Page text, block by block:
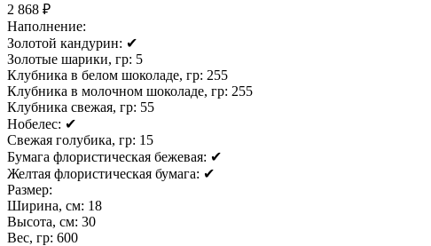
2 868 ₽
Наполнение:
Золотой кандурин: ✔
Золотые шарики, гр: 5
Клубника в белом шоколаде, гр: 255
Клубника в молочном шоколаде, гр: 255
Клубника свежая, гр: 55
Нобелес: ✔
Свежая голубика, гр: 15
Бумага флористическая бежевая: ✔
Желтая флористическая бумага: ✔
Размер:
Ширина, см: 18
Высота, см: 30
Вес, гр: 600